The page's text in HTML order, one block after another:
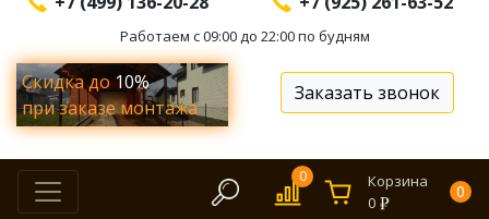
Работаем с 09:00 до 22:00 по будням
Скидка до10%
при заказе монтажа
Заказать звонок
0
Корзина
0
0